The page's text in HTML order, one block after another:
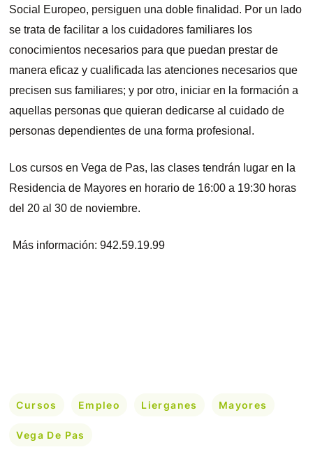
Social Europeo, persiguen una doble finalidad. Por un lado
se trata de facilitar a los cuidadores familiares los
conocimientos necesarios para que puedan prestar de
manera eficaz y cualificada las atenciones necesarios que
precisen sus familiares; y por otro, iniciar en la formación a
aquellas personas que quieran dedicarse al cuidado de
personas dependientes de una forma profesional.
Los cursos en Vega de Pas, las clases tendrán lugar en la
Residencia de Mayores en horario de 16:00 a 19:30 horas
del 20 al 30 de noviembre.
Más información: 942.59.19.99
Cursos Empleo Lierganes Mayores
Vega De Pas